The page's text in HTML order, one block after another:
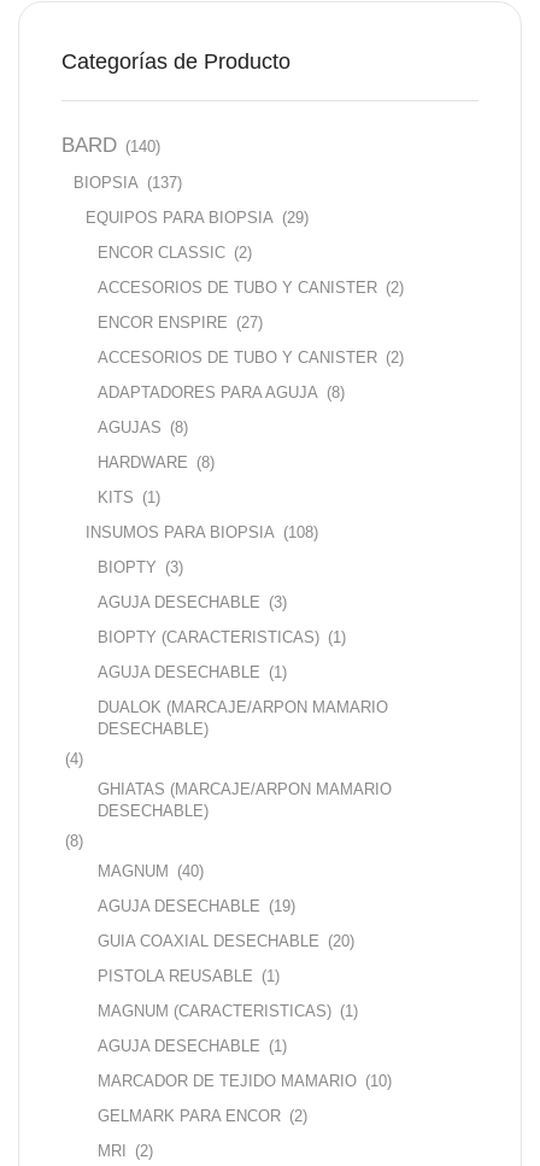
Categorías de Producto
BARD (140)
BIOPSIA (137)
EQUIPOS PARA BIOPSIA (29)
ENCOR CLASSIC (2)
ACCESORIOS DE TUBO Y CANISTER (2)
ENCOR ENSPIRE (27)
ACCESORIOS DE TUBO Y CANISTER (2)
ADAPTADORES PARA AGUJA (8)
AGUJAS (8)
HARDWARE (8)
KITS (1)
INSUMOS PARA BIOPSIA (108)
BIOPTY (3)
AGUJA DESECHABLE (3)
BIOPTY (CARACTERISTICAS) (1)
AGUJA DESECHABLE (1)
DUALOK (MARCAJE/ARPON MAMARIO
DESECHABLE)
(4)
GHIATAS (MARCAJE/ARPON MAMARIO
DESECHABLE)
(8)
MAGNUM (40)
AGUJA DESECHABLE (19)
GUIA COAXIAL DESECHABLE (20)
PISTOLA REUSABLE (1)
MAGNUM (CARACTERISTICAS) (1)
AGUJA DESECHABLE (1)
MARCADOR DE TEJIDO MAMARIO (10)
GELMARK PARA ENCOR (2)
MRI (2)